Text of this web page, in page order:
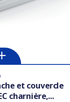
et couvercle
charnière,...